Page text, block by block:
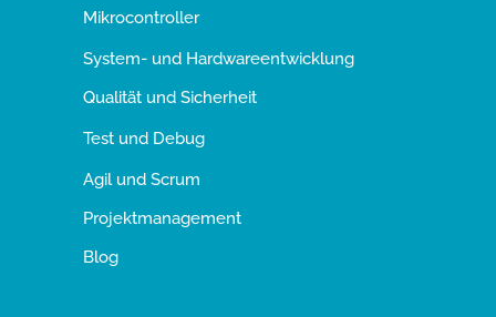
Mikrocontroller
System- und Hardwareentwicklung
Qualität und Sicherheit
Test und Debug
Agil und Scrum
Projektmanagement
Blog